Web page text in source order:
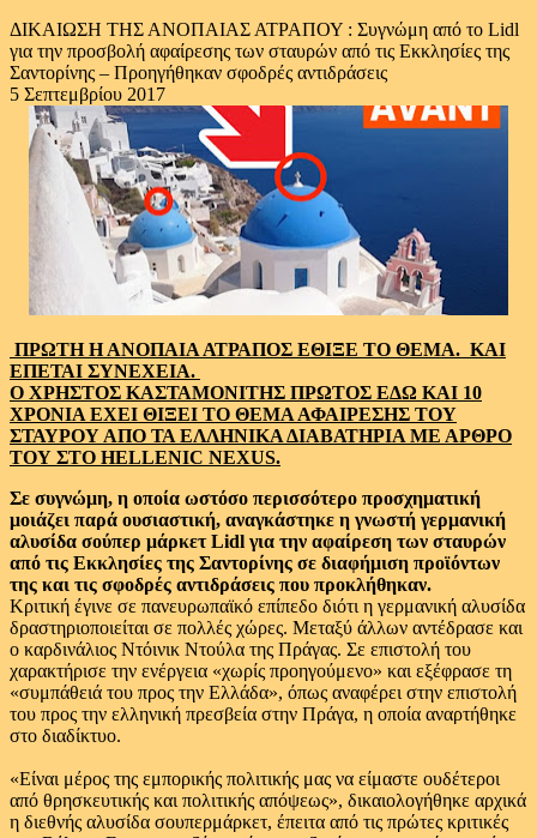
ΔΙΚΑΙΩΣΗ ΤΗΣ ΑΝΟΠΑΙΑΣ ΑΤΡΑΠΟΥ : Συγνώμη από το Lidl
για την προσβολή αφαίρεσης των σταυρών από τις Εκκλησίες της
Σαντορίνης – Προηγήθηκαν σφοδρές αντιδράσεις
5 Σεπτεμβρίου 2017
ΠΡΩΤΗ Η ΑΝΟΠΑΙΑ ΑΤΡΑΠΟΣ ΕΘΙΞΕ ΤΟ ΘΕΜΑ. ΚΑΙ
ΕΠΕΤΑΙ ΣΥΝΕΧΕΙΑ.
Ο ΧΡΗΣΤΟΣ ΚΑΣΤΑΜΟΝΙΤΗΣ ΠΡΩΤΟΣ ΕΔΩ ΚΑΙ 10
ΧΡΟΝΙΑ ΕΧΕΙ ΘΙΞΕΙ ΤΟ ΘΕΜΑ ΑΦΑΙΡΕΣΗΣ ΤΟΥ
ΣΤΑΥΡΟΥ ΑΠΟ ΤΑ ΕΛΛΗΝΙΚΑ ΔΙΑΒΑΤΗΡΙΑ ΜΕ ΑΡΘΡΟ
ΤΟΥ ΣΤΟ HELLENIC NEXUS.
Σε συγνώμη, η οποία ωστόσο περισσότερο προσχηματική
μοιάζει παρά ουσιαστική, αναγκάστηκε η γνωστή γερμανική
αλυσίδα σούπερ μάρκετ Lidl για την αφαίρεση των σταυρών
από τις Εκκλησίες της Σαντορίνης σε διαφήμιση προϊόντων
της και τις σφοδρές αντιδράσεις που προκλήθηκαν.
Κριτική έγινε σε πανευρωπαϊκό επίπεδο διότι η γερμανική αλυσίδα
δραστηριοποιείται σε πολλές χώρες. Μεταξύ άλλων αντέδρασε και
ο καρδινάλιος Ντόινικ Ντούλα της Πράγας. Σε επιστολή του
χαρακτήρισε την ενέργεια «χωρίς προηγούμενο» και εξέφρασε τη
«συμπάθειά του προς την Ελλάδα», όπως αναφέρει στην επιστολή
του προς την ελληνική πρεσβεία στην Πράγα, η οποία αναρτήθηκε
στο διαδίκτυο.
«Είναι μέρος της εμπορικής πολιτικής μας να είμαστε ουδέτεροι
από θρησκευτικής και πολιτικής απόψεως», δικαιολογήθηκε αρχικά
η διεθνής αλυσίδα σουπερμάρκετ, έπειτα από τις πρώτες κριτικές